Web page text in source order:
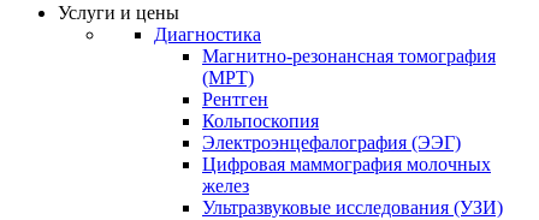
Услуги и цены
Диагностика
Магнитно-резонансная томография
(МРТ)
Рентген
Кольпоскопия
Электроэнцефалография (ЭЭГ)
Цифровая маммография молочных
желез
Ультразвуковые исследования (УЗИ)